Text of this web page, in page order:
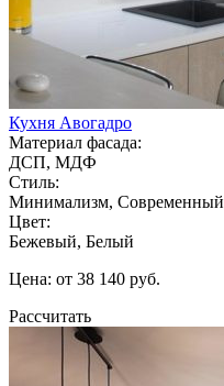
Кухня Авогадро
Материал фасада:
ДСП, МДФ
Стиль:
Минимализм, Современный
Цвет:
Бежевый, Белый
Цена: от 38 140 руб.
Рассчитать